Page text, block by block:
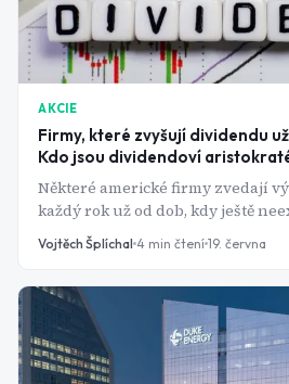
AKCIE
Firmy, které zvyšují dividendu
Kdo jsou dividendoví
Některé americké firmy zvedají
každý rok už od dob, kdy ještě
tahle exkluzivní skupina nabízí a
Vojtěch Šplíchal 4 min čtení 19. června